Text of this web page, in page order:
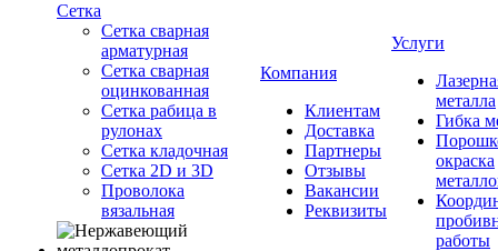
Сетка
Сетка сварная
арматурная
Сетка сварная
оцинкованная
Сетка рабица в
рулонах
Сетка кладочная
Сетка 2D и 3D
Проволока
вязальная
Компания
Клиентам
Доставка
Партнеры
Отзывы
Вакансии
Реквизиты
Услуги
металла
Гибка
окраска
работы